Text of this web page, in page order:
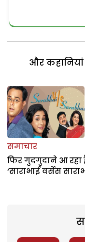
और
समाचार
फिर गुदगुदाने आ रहा
‘साराभाई वर्सेस